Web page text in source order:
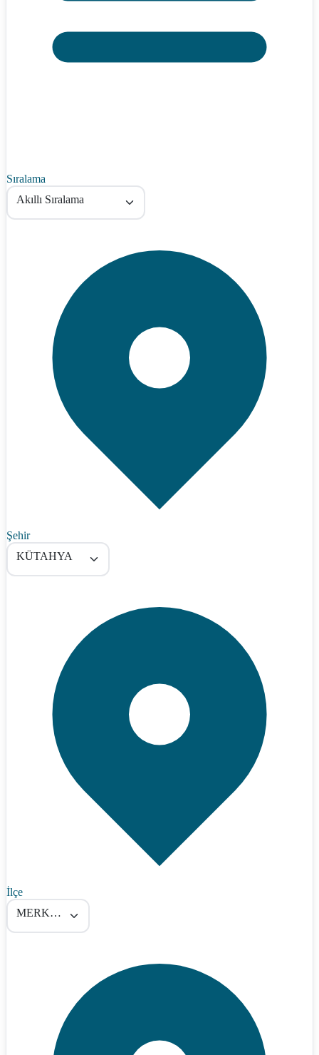
Sıralama
Akıllı Sıralama
Şehir
KÜTAHYA
İlçe
MERKEZ